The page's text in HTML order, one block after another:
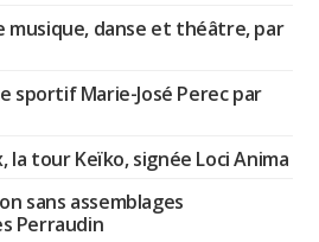
musique, danse et théâtre, par
sportif Marie-José Perec par
la tour Keïko, signée Loci Anima
sans assemblages
Perraudin